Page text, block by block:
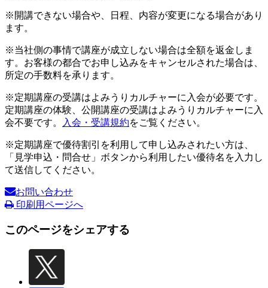
※開講できない場合や、日程、内容が変更になる場合があり
ます。
※当社側の事情で講座が成立しない場合は全額を返金しま
す。お客様の都合でお申し込みをキャンセルされた場合は、
所定の手数料を承ります。
※定期講座の受講はよみうりカルチャーに入会が必要です。
定期講座の体験、公開講座の受講はよみうりカルチャーに入
会不要です。
入会・受講規約をご覧ください。
※定期講座で優待割引を利用して申し込みされたい方は、
「見学申込・問合せ」ボタンから利用したい優待名を入力し
て送信してください。
お問い合わせ
印刷用ページへ
このページをシェアする